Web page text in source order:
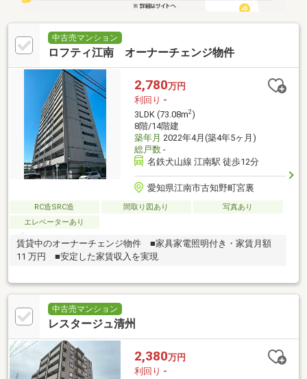
中古売マンション
ロフティ江南 オーナーチェンジ物件
2,780万円
利回り -
3LDK (73.08m2)
8階/14階建
築年月 2022年4月(築4年5ヶ月)
総戸数-
名鉄犬山線 江南駅 徒歩12分
愛知県江南市古知野町宮裏
RC造SRC造 間取り図あり
写真あり
エレベーターあり
賃貸中のオーナーチェンジ物件 ■家具家電照明付き・家賃月額
11 万円 ■安定した家賃収入を実現
中古売マンション
レスタージュ清州
2,380万円
利回り -